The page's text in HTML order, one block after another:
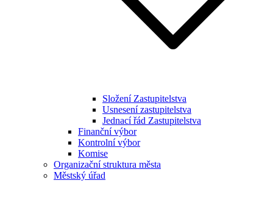
Složení Zastupitelstva
Usnesení zastupitelstva
Jednací řád Zastupitelstva
Finanční výbor
Kontrolní výbor
Komise
Organizační struktura města
Městský úřad